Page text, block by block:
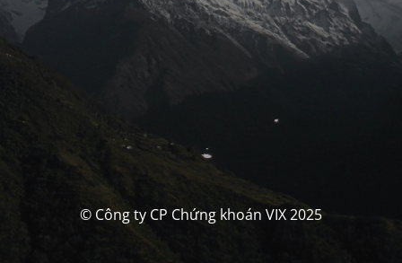
© Công ty CP Chứng khoán VIX 2025